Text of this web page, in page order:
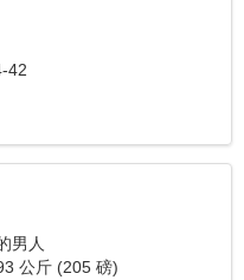
42
男人
公斤 (205 磅)